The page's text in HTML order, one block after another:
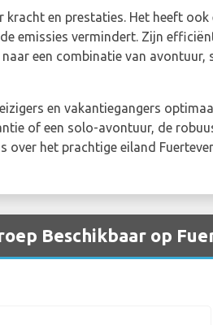
kracht en prestaties. Het heeft
emissies vermindert. Zijn
een combinatie van avontuur,
en vakantiegangers
of een solo-avontuur, de
over het prachtige eiland
Beschikbaar op